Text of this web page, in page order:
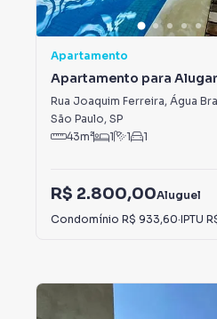
Apartamento
Apartamento para
Branca
Rua Joaquim Ferreira, Água
São Paulo, SP
43m² 1 1 1
R$ 2.800,00Aluguel
Condomínio R$ 933,60·IPTU